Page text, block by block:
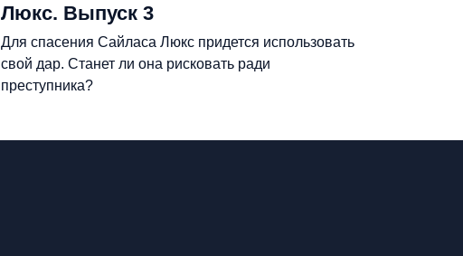
Люкс. Выпуск 3
Для спасения Сайласа Люкс придется использовать
свой дар. Станет ли она рисковать ради
преступника?